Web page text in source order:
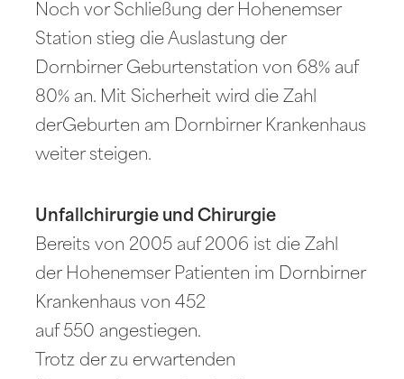
Noch vor Schließung der Hohenemser
Station stieg die Auslastung der
Dornbirner Geburtenstation von 68% auf
80% an. Mit Sicherheit wird die Zahl
derGeburten am Dornbirner Krankenhaus
weiter steigen.
Unfallchirurgie und Chirurgie
Bereits von 2005 auf 2006 ist die Zahl
der Hohenemser Patienten im Dornbirner
Krankenhaus von 452
auf 550 angestiegen.
Trotz der zu erwartenden